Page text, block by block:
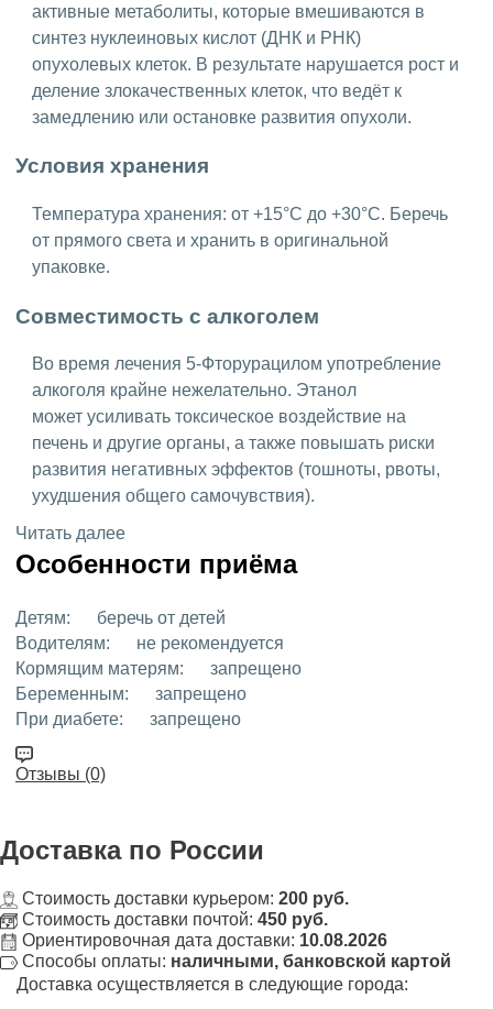
активные метаболиты, которые вмешиваются в
синтез нуклеиновых кислот (ДНК и РНК)
опухолевых клеток. В результате нарушается рост и
деление злокачественных клеток, что ведёт к
замедлению или остановке развития опухоли.
Условия хранения
Температура хранения: от +15°C до +30°C. Беречь
от прямого света и хранить в оригинальной
упаковке.
Совместимость с алкоголем
Во время лечения 5-Фторурацилом употребление
алкоголя крайне нежелательно. Этанол
может усиливать токсическое воздействие на
печень и другие органы, а также повышать риски
развития негативных эффектов (тошноты, рвоты,
ухудшения общего самочувствия).
Читать далее
Особенности приёма
Детям:
беречь от детей
Водителям:
не рекомендуется
Кормящим матерям:
запрещено
Беременным:
запрещено
При диабете:
запрещено
Отзывы (0)
Доставка по России
Стоимость доставки курьером: 200 руб.
Стоимость доставки почтой: 450 руб.
Ориентировочная дата доставки: 10.08.2026
Способы оплаты: наличными, банковской картой
Доставка осуществляется в следующие города: